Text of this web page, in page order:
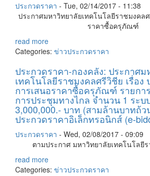
ประกวดราคา - Tue, 02/14/2017 - 11:38
ประกาศมหาวิทยาลัยเทคโนโลยีราชมงคล
ราคาซื้อครุภัณฑ์
read more
Categories: ข่าวประกวดราคา
ประกวดราคา-กองคลัง: ประกาศม
เทคโนโลยีราชมงคลศรีวิชีย เรื่อง
การเสนอราคาซื้อครุภัณฑ์ รายก
การประชุมทางไกล จำนวน 1 ระบ
3,000,000.- บาท (สามล้านบาทถ้
ประกวดราคาอิเล็กทรอนิกส์ (e-
ประกวดราคา - Wed, 02/08/2017 - 09:09
ตามประกาศ มหาวิทยาลัยเทคโนโลยี
read more
Categories: ข่าวประกวดราคา